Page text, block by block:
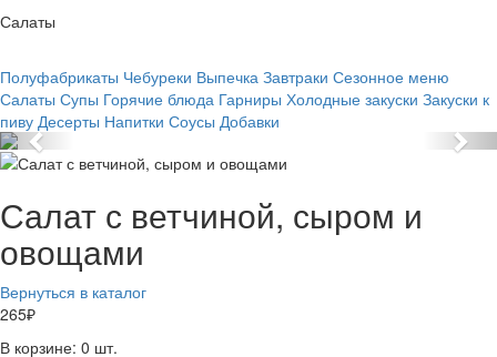
Салаты
Полуфабрикаты Чебуреки Выпечка Завтраки Сезонное меню
Салаты Супы Горячие блюда Гарниры Холодные закуски Закуски к
пиву Десерты Напитки Соусы Добавки
Салат с ветчиной, сыром и
овощами
Вернуться в каталог
265₽
В корзине: 0 шт.